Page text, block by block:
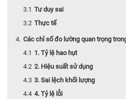
Tư duy sai
Thực tế
Các chỉ số đo lường quan trọng
1. Tỷ lệ hao hụt
2. Hiệu suất sử dụng
3. Sai lệch khối lượng
4. Tỷ lệ lỗi